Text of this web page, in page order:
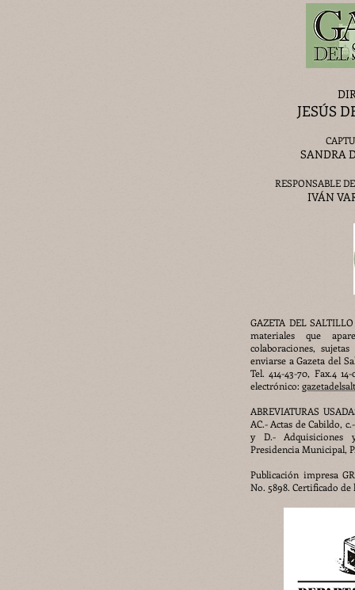
JESÚS
SANDRA
RESPONSABLE
IVÁN
GAZETA DEL
materiales que
colaboraciones,
enviarse a Gazeta del
Tel. 414-43-70, Fax.4
electrónico:
ABREVIATURAS
AC.- Actas de Cabildo,
y D.- Adquisiciones
Presidencia Municipal,
Publicación impresa
No. 5898. Certificado